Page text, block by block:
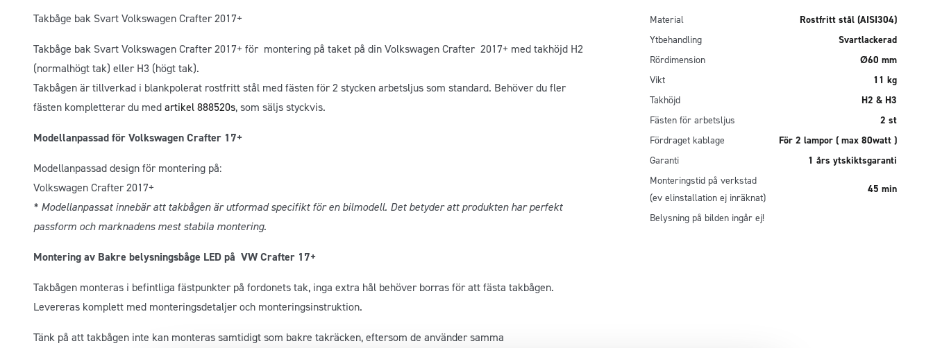
Takbåge bak Svart Volkswagen Crafter 2017+
Takbåge bak Svart Volkswagen Crafter 2017+ för montering på taket på din Volkswagen Crafter 2017+ med takhöjd H2
(normalhögt tak) eller H3 (högt tak).
Takbågen är tillverkad i blankpolerat rostfritt stål med fästen för 2 stycken arbetsljus som standard. Behöver du fler
fästen kompletterar du medartikel 888520s, som säljs styckvis.
Modellanpassad för Volkswagen Crafter 17+
Modellanpassad design för montering på:
Volkswagen Crafter 2017+
* Modellanpassat innebär att takbågen är utformad specifikt för en bilmodell. Det betyder att produkten har perfekt
passform och marknadens mest stabila montering.
Montering av Bakre belysningsbåge LED på VW Crafter 17+
Takbågen monteras i befintliga fästpunkter på fordonets tak, inga extra hål behöver borras för att fästa takbågen.
Levereras komplett med monteringsdetaljer och monteringsinstruktion.
Tänk på att takbågen inte kan monteras samtidigt som bakre takräcken, eftersom de använder samma
Material
Rostfritt stål (AISI304)
Ytbehandling
Svartlackerad
Rördimension
Ø60 mm
Vikt
11 kg
Takhöjd
H2 & H3
Fästen för arbetsljus
2 st
Fördraget kablage
För 2 lampor ( max 80watt )
Garanti
1 års ytskiktsgaranti
Monteringstid på verkstad
(ev elinstallation ej inräknat)
45 min
Belysning på bilden ingår ej!